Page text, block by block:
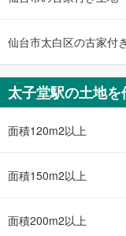
仙台市太白区の古家付
太子堂駅の土地
面積120m2以上
面積150m2以上
面積200m2以上